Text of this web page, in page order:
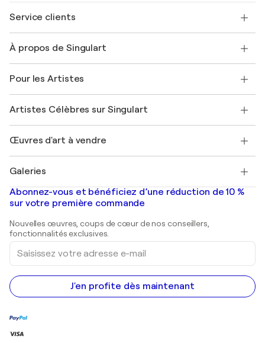
Service clients
Expédition
Offrir une carte cadeau
Rejoignez notre programme commercial
Mon compte
+33 1 76 44 06 42
À propos de Singulart
FAQ
Magazine Singulart
Emplois
Découvrez une sélection d'art original
Pour les Artistes
Se connecter en tant qu'Artiste
Artistes Célèbres sur Singulart
Marc Chagall
Banksy
Mr. Brainwash
Shepard Fairey
Œuvres d'art à vendre
Tableaux abstraits à vendre
Peintures de paysage
Estampes
Peintures acryliques
Galeries
Galeries d'art en France
Galeries d'art en Belgique
Abonnez-vous et bénéficiez d’une réduction de 10 %
sur votre première commande
Nouvelles œuvres, coups de cœur de nos conseillers,
fonctionnalités exclusives.
Saisissez
votre
adresse
e-
mail
J'en profite dès maintenant